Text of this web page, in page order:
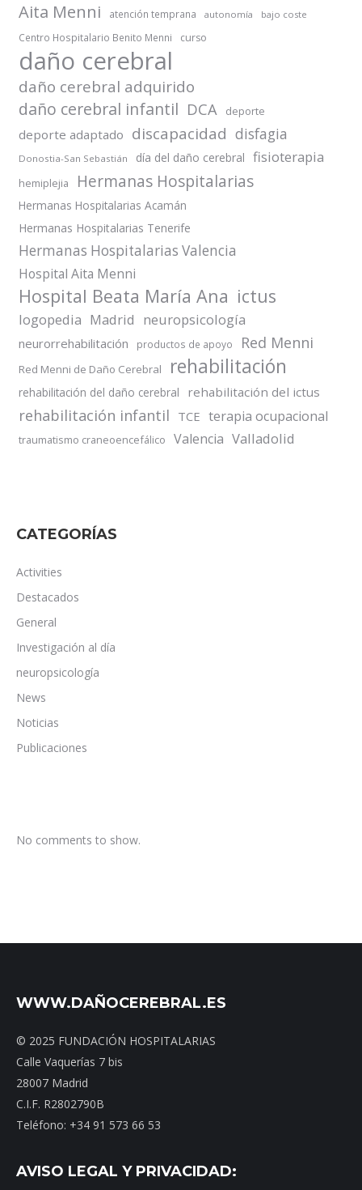
Aita Menni atención temprana autonomía bajo coste
Centro Hospitalario Benito Menni curso
daño cerebral
daño cerebral adquirido
daño cerebral infantil DCA deporte
deporte adaptado discapacidad disfagia
Donostia-San Sebastián día del daño cerebral fisioterapia
hemiplejia Hermanas Hospitalarias
Hermanas Hospitalarias Acamán
Hermanas Hospitalarias Tenerife
Hermanas Hospitalarias Valencia
Hospital Aita Menni
Hospital Beata María Ana ictus
logopedia Madrid neuropsicología
neurorrehabilitación productos de apoyo Red Menni
Red Menni de Daño Cerebral rehabilitación
rehabilitación del daño cerebral rehabilitación del ictus
rehabilitación infantil TCE terapia ocupacional
traumatismo craneoencefálico Valencia Valladolid
CATEGORÍAS
Activities
Destacados
General
Investigación al día
neuropsicología
News
Noticias
Publicaciones
No comments to show.
WWW.DAÑOCEREBRAL.ES
© 2025 FUNDACIÓN HOSPITALARIAS
Calle Vaquerías 7 bis
28007 Madrid
C.I.F. R2802790B
Teléfono: +34 91 573 66 53
AVISO LEGAL Y PRIVACIDAD: